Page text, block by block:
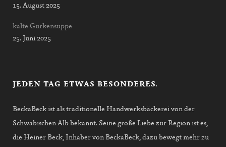
15. August 2025
kalte Gurkensuppe
25. Juni 2025
JEDEN TAG ETWAS BESONDERES.
BeckaBeck ist als traditionelle Handwerksbäckerei von der
Schwäbischen Alb bekannt. Seine große Liebe zur Region ist es,
die Heiner Beck, Inhaber von BeckaBeck, dazu bewegt mehr zu